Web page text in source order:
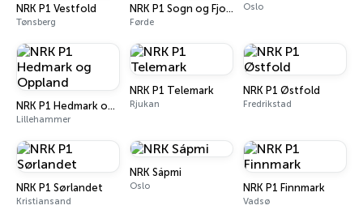
NRK P1 Vestfold
Tønsberg
NRK P1 Sogn og Fjordane
Førde
Oslo
NRK P1 Hedmark og Oppland
Lillehammer
NRK P1 Telemark
Rjukan
NRK P1 Østfold
Fredrikstad
NRK P1 Sørlandet
Kristiansand
NRK Sápmi
Oslo NRK P1 Finnmark
Vadsø